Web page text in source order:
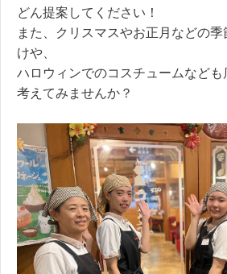
どん提案してください！
また、クリスマスやお正月などの
けや、
ハロウィンでのコスチュームなども
考えてみませんか？